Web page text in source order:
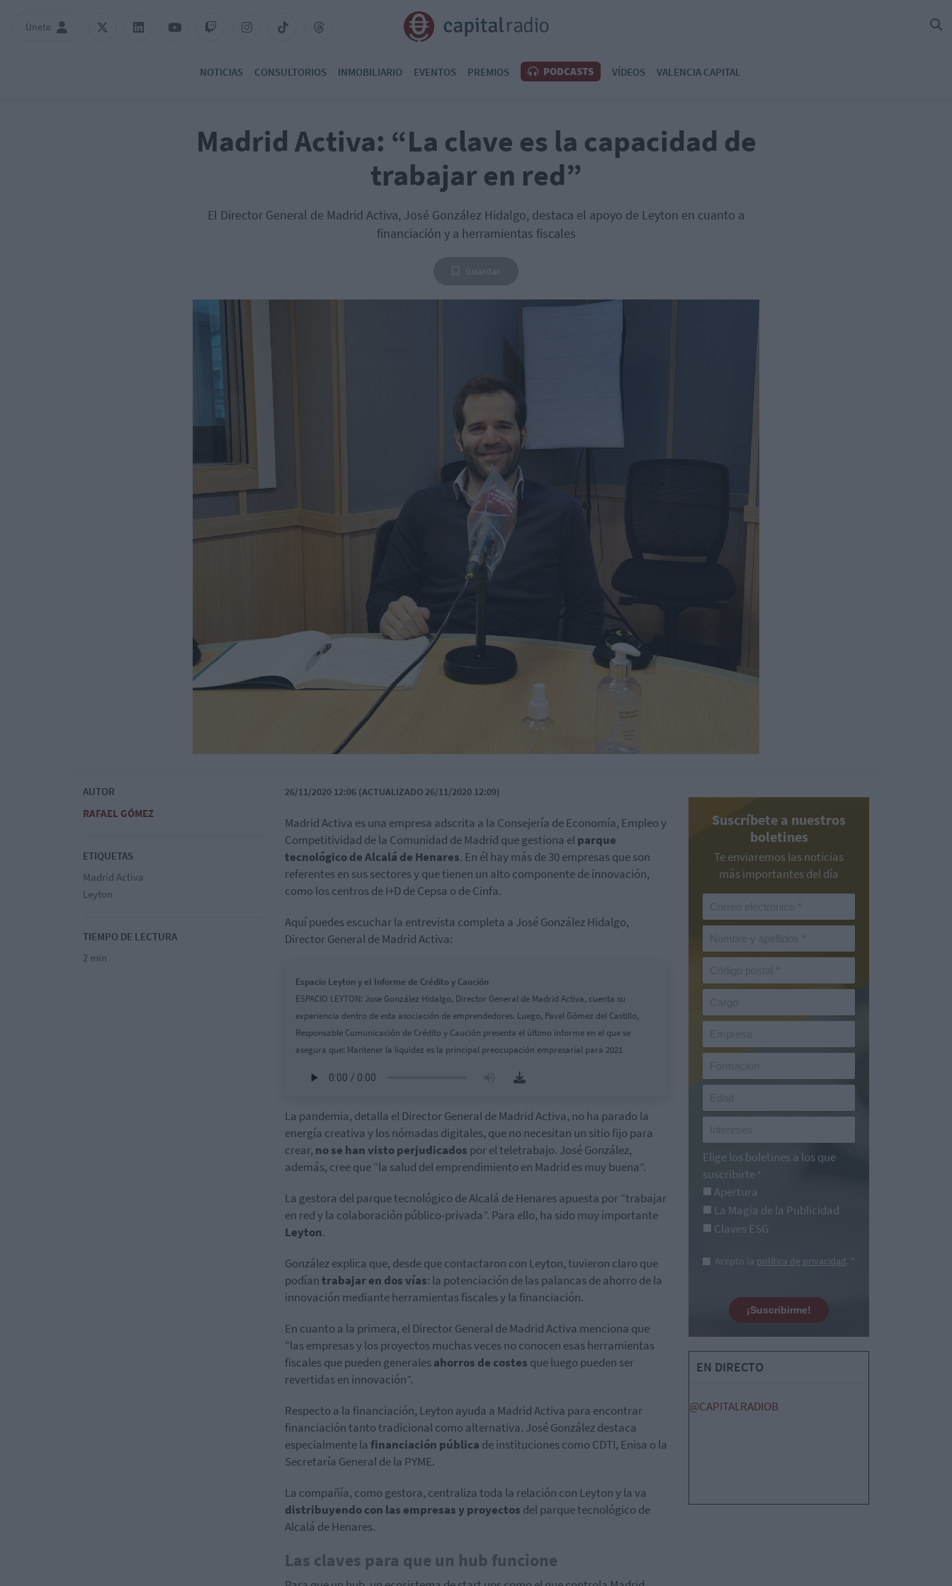
Únete
NOTICIAS CONSULTORIOS INMOBILIARIO EVENTOS PREMIOS PODCASTS VÍDEOS VALENCIA CAPITAL
Madrid Activa: “La clave es la capacidad de
trabajar en red”
El Director General de Madrid Activa, José González Hidalgo, destaca el apoyo de Leyton en cuanto a
financiación y a herramientas fiscales
AUTOR
RAFAEL GÓMEZ
ETIQUETAS
Madrid Activa
Leyton
TIEMPO DE LECTURA
2 min
26/11/2020 12:06 (ACTUALIZADO 26/11/2020 12:09)
Madrid Activa es una empresa adscrita a la Consejería de Economía, Empleo y
Competitividad de la Comunidad de Madrid que gestiona elparque
tecnológico de Alcalá de Henares. En él hay más de 30 empresas que son
referentes en sus sectores y que tienen un alto componente de innovación,
como los centros de I+D de Cepsa o de Cinfa.
Aquí puedes escuchar la entrevista completa a José González Hidalgo,
Director General de Madrid Activa:
Espacio Leyton y el Informe de Crédito y Caución
ESPACIO LEYTON: Jose González Hidalgo, Director General de Madrid Activa, cuenta su
experiencia dentro de esta asociación de emprendedores. Luego, Pavel Gómez del Castillo,
Responsable Comunicación de Crédito y Caución presenta el último informe en el que se
asegura que: Mantener la liquidez es la principal preocupación empresarial para 2021
La pandemia, detalla el Director General de Madrid Activa, no ha parado la
energía creativa y los nómadas digitales, que no necesitan un sitio fijo para
crear, no se han visto perjudicados por el teletrabajo. José González,
además, cree que “la salud del emprendimiento en Madrid es muy buena”.
La gestora del parque tecnológico de Alcalá de Henares apuesta por “trabajar
en red y la colaboración público-privada”. Para ello, ha sido muy importante
Leyton.
González explica que, desde que contactaron con Leyton, tuvieron claro que
podíantrabajar en dos vías: la potenciación de las palancas de ahorro de la
innovación mediante herramientas fiscales y la financiación.
En cuanto a la primera, el Director General de Madrid Activa menciona que
“las empresas y los proyectos muchas veces no conocen esas herramientas
fiscales que pueden generalesahorros de costes que luego pueden ser
revertidas en innovación”.
Respecto a la financiación, Leyton ayuda a Madrid Activa para encontrar
financiación tanto tradicional como alternativa. José González destaca
especialmente la financiación pública de instituciones como CDTI, Enisa o la
Secretaría General de la PYME.
La compañía, como gestora, centraliza toda la relación con Leyton y la va
distribuyendo con las empresas y proyectos del parque tecnológico de
Alcalá de Henares.
Las claves para que un hub funcione
Suscríbete a nuestros
boletines
Te enviaremos las noticias
más importantes del día
Elige los boletines a los que
suscribirte *
Apertura
La Magia de la Publicidad
Claves ESG
Acepto la política de privacidad. *
¡Suscribirme!
EN DIRECTO
@CAPITALRADIOB